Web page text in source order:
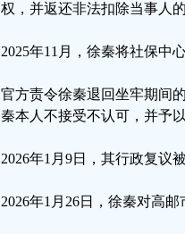
权，并返还非法扣除当事人
2025年11月，徐秦将社保中
官方责令徐秦退回坐牢期间
秦本人不接受不认可，并予
2026年1月9日，其行政复议
2026年1月26日，徐秦对高